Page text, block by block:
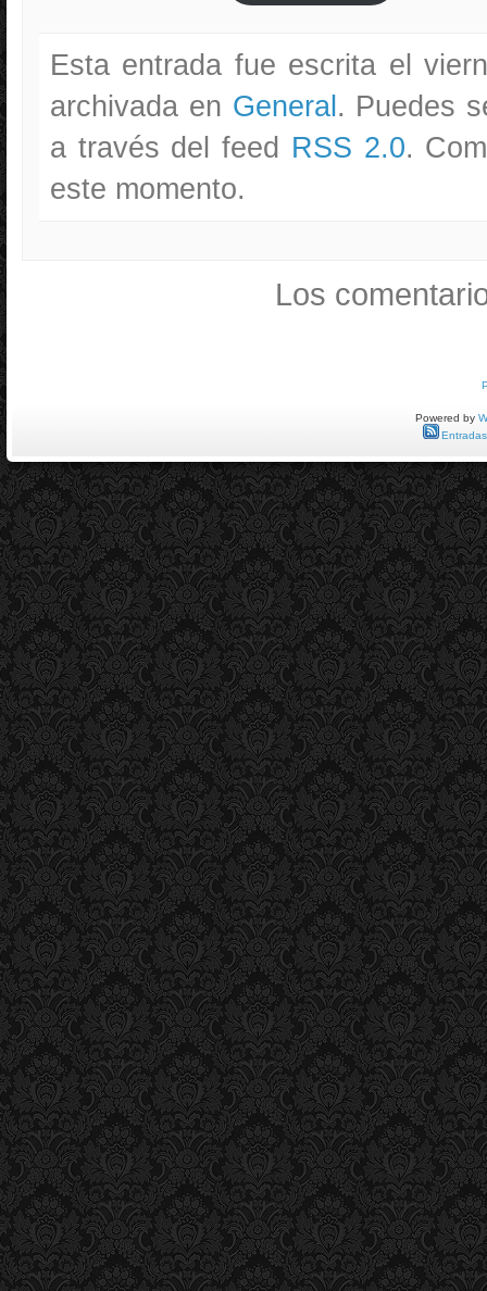
Esta entrada fue escrita el
archivada en General . Puedes
a través del feed RSS 2.0.
este momento.
Los
Powered by